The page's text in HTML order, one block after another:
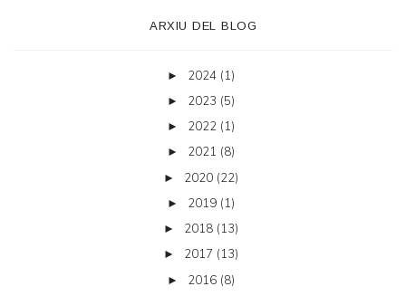
ARXIU DEL BLOG
► 2024 (1)
► 2023 (5)
► 2022 (1)
► 2021 (8)
► 2020 (22)
► 2019 (1)
► 2018 (13)
► 2017 (13)
► 2016 (8)